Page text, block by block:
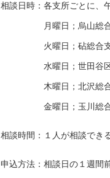
相談日時：各支所ごとに、
月曜日；烏山総合支
火曜日；砧総合支所
水曜日；世田谷区総
木曜日；北沢総合支
金曜日；玉川総合支
相談時間：１人が相談でき
申込方法：相談日の１週間